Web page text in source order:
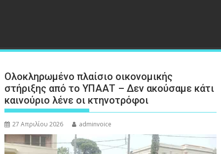
Ολοκληρωμένο πλαίσιο οικονομικής
στήριξης από το ΥΠΑΑΤ – Δεν ακούσαμε κάτι
καινούριο λένε οι κτηνοτρόφοι
27 Απριλίου 2026 adminvoice